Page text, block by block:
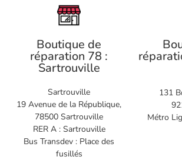
Boutique de
réparation 78 :
Sartrouville
Sartrouville
19 Avenue de la République,
78500 Sartrouville
RER A : Sartrouville
Bus Transdev : Place des
fusillés
131
Métro